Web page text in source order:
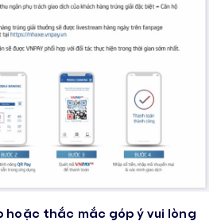
hoặc thắc mắc góp ý vui lòng